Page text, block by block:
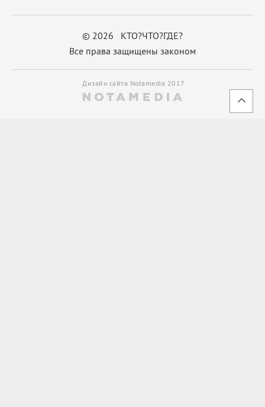
© 2026 КТО?ЧТО?ГДЕ?
Все права защищены законом
Дизайн сайта Notamedia 2017